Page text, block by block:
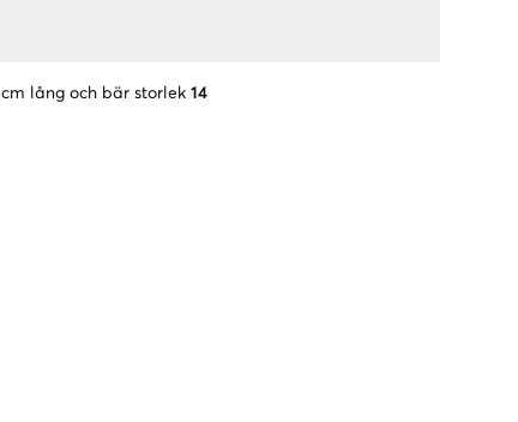
cm lång och bär storlek 14